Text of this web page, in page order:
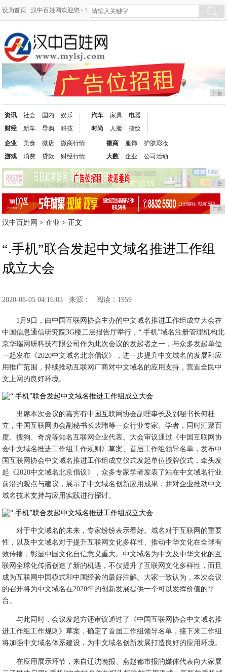
设为首页 汉中百姓网欢迎您~！
广告
资讯
财经
社会
新车
国内
导购
娱乐
科技
汽车
时尚
家具
人脸
电器
指纹
企业
游戏
美食
消费
微店
贷款
微商行情
财经行情
微商
大数
服饰
企业
护肤彩妆
公司活动
广告
广告
汉中百姓网 >企业 > 正文
“.手机”联合发起中文域名推进工作组
成立大会
2020-08-05 04:16:03 来源： 阅读：1959
1月9日，由中国互联网协会主办的中文域名推进工作组成立大会在
中国信息通信研究院3G楼二层报告厅举行，“.手机”域名注册管理机构北
京华瑞网研科技有限公司作为此次会议的发起者之一，与众多发起单位
一起发布《2020中文域名北京倡议》，进一步提升中文域名的发展和应
用推广范围，持续推动互联网厂商对中文域名的应用支持，营造全民中
文上网的良好环境。
出席本次会议的嘉宾有中国互联网协会副理事长及副秘书长何桂
立，中国互联网协会副秘书长裴玮等一众行业专家、学者，同时汇聚百
度、搜狗、奇虎等知名互联网企业代表。大会审议通过《中国互联网协
会中文域名推进工作组工作规则》草案、首届工作组领导名单，发布中
国互联网协会中文域名推进工作组成立仪式发起单位授牌仪式，牵头发
起《2020中文域名北京倡议》，众多专家学者发表了站在中文域名行业
前沿的观点与建议，展示了中文域名创新应用成果，并对企业推动中文
域名技术支持与应用实践进行探讨。
对于中文域名的未来，专家纷纷表示看好。域名对于互联网的重要
性，以及中文域名对于提升互联网文化多样性、推动中华文化在全球有
效传播，彰显中国文化自信意义重大。中文域名为中文及中华文化的互
联网全球化传播创造了新的机遇，不仅提升了互联网文化多样性，而且
成为互联网中国模式和中国经验的最好注解。大家一致认为，本次会议
的召开将为中文域名在2020年的创新发展提供一个可以发挥价值的平
台。
与此同时，会议发起方还审议通过了《中国互联网协会中文域名推
进工作组工作规则》草案，确定了首届工作组领导名单，接下来工作组
将加强中文域名体系建设，为中文域名创新发展打造良好的应用环境。
在应用展示环节，来自辽沈晚报、燕赵都市报的媒体代表向大家展